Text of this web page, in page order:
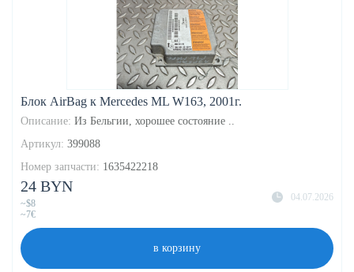
Блок AirBag к Mercedes ML W163, 2001г.
Описание: Из Бельгии, хорошее состояние ..
Артикул: 399088
Номер запчасти: 1635422218
04.07.2026
24 BYN
~$8
~7€
в корзину